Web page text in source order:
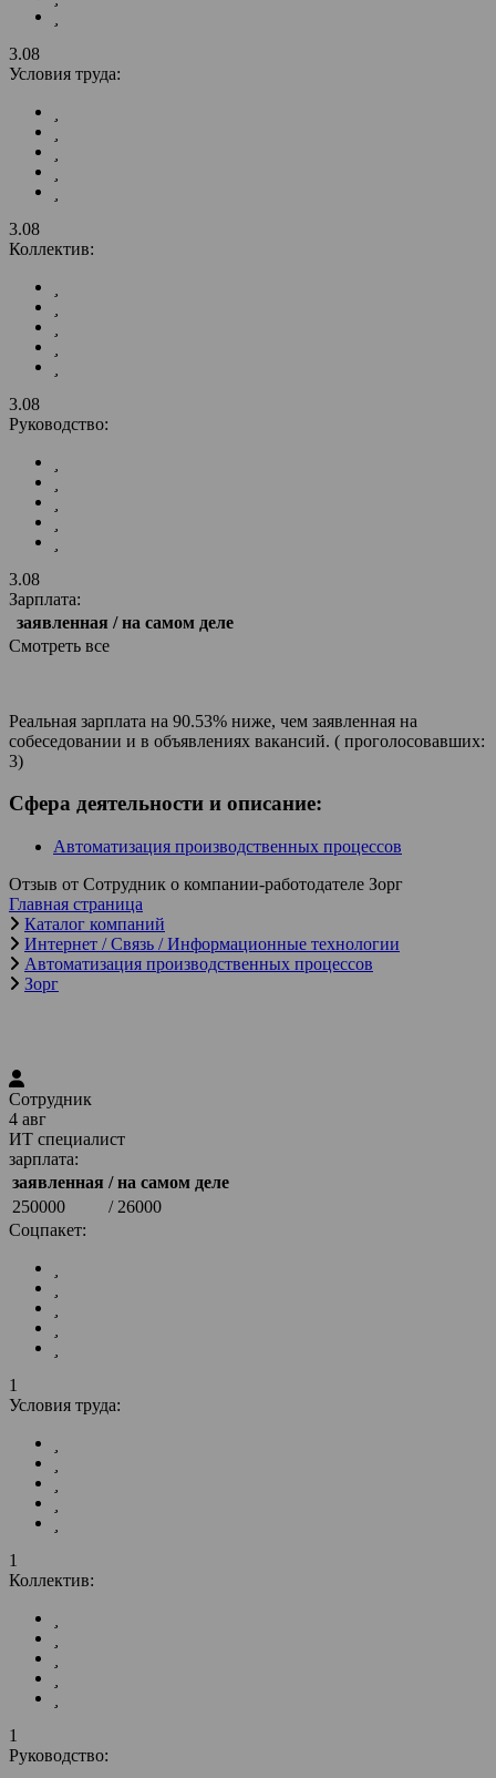
3.08
Условия труда:
3.08
Коллектив:
3.08
Руководство:
3.08
Зарплата:
заявленная / на самом деле
Смотреть все
Реальная зарплата на 90.53% ниже, чем заявленная на
собеседовании и в объявлениях вакансий. ( проголосовавших:
3)
Сфера деятельности и описание:
Автоматизация производственных процессов
Отзыв от Сотрудник о компании-работодателе Зорг
Главная страница
Каталог компаний
Интернет / Связь / Информационные технологии
Автоматизация производственных процессов
Зорг
Сотрудник
4 авг
ИТ специалист
зарплата:
заявленная / на самом деле
250000
/ 26000
Соцпакет:
1
Условия труда:
1
Коллектив:
1
Руководство: